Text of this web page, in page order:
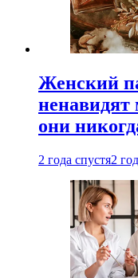
Женский
они
2 года спустя2